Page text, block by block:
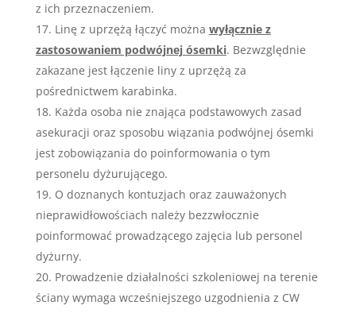
z ich przeznaczeniem.
Linę z uprzężą łączyć można wyłącznie z
zastosowaniem podwójnej ósemki. Bezwzględnie
zakazane jest łączenie liny z uprzężą za
pośrednictwem karabinka.
Każda osoba nie znająca podstawowych zasad
asekuracji oraz sposobu wiązania podwójnej ósemki
jest zobowiązania do poinformowania o tym
personelu dyżurującego.
O doznanych kontuzjach oraz zauważonych
nieprawidłowościach należy bezzwłocznie
poinformować prowadzącego zajęcia lub personel
dyżurny.
Prowadzenie działalności szkoleniowej na terenie
ściany wymaga wcześniejszego uzgodnienia z CW